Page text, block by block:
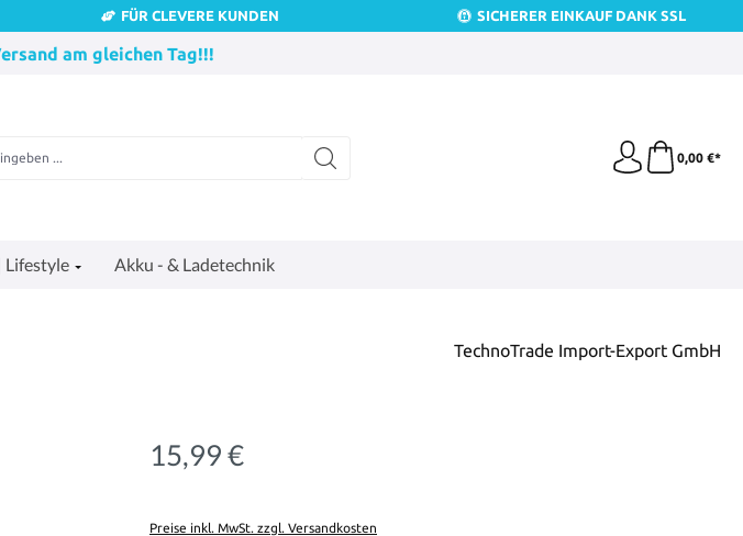
FÜR CLEVERE KUNDEN SICHERER EINKAUF DANK SSL
am gleichen Tag!!!
0,00 €*
Lifestyle Akku - & Ladetechnik
TechnoTrade Import-Export GmbH
Regulärer Preis:
15,99 €
Preise inkl. MwSt. zzgl. Versandkosten